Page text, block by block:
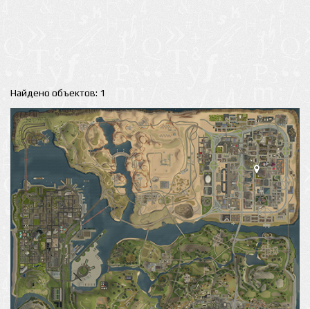
Найдено объектов: 1